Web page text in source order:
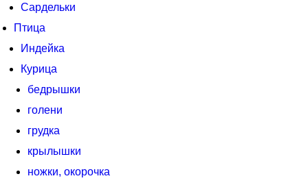
Сардельки
Птица
Индейка
Курица
бедрышки
голени
грудка
крылышки
ножки, окорочка